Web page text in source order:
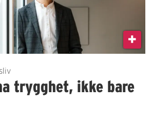
trygghet, ikke bare